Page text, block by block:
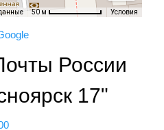
50 м Условия
России
17"